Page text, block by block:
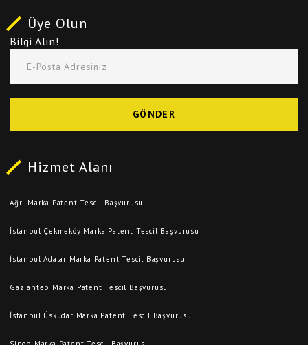
Üye Olun
Bilgi Alın!
E-Posta Adresiniz
GÖNDER
Hizmet Alanı
Ağrı Marka Patent Tescil Başvurusu
İstanbul Çekmeköy Marka Patent Tescil Başvurusu
İstanbul Adalar Marka Patent Tescil Başvurusu
Gaziantep Marka Patent Tescil Başvurusu
İstanbul Üsküdar Marka Patent Tescil Başvurusu